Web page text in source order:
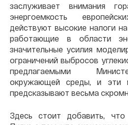
заслуживает внимания
энергоемкость
действуют высокие налоги
работающие в области
значительные усилия
ограничений выбросов
предлагаемыми
окружающей среды, и эти
предсказывают весьма
Здесь стоит добавить,